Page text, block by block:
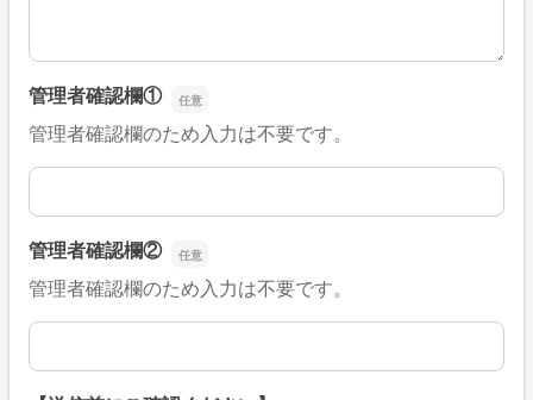
管理者確認欄①
管理者確認欄のため入力は不要です。
管理者確認欄①
管理者確認欄②
管理者確認欄のため入力は不要です。
管理者確認欄②